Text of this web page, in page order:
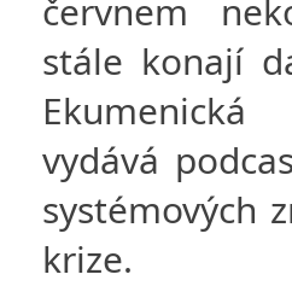
červnem
stále konají
vydává
systémových
krize.